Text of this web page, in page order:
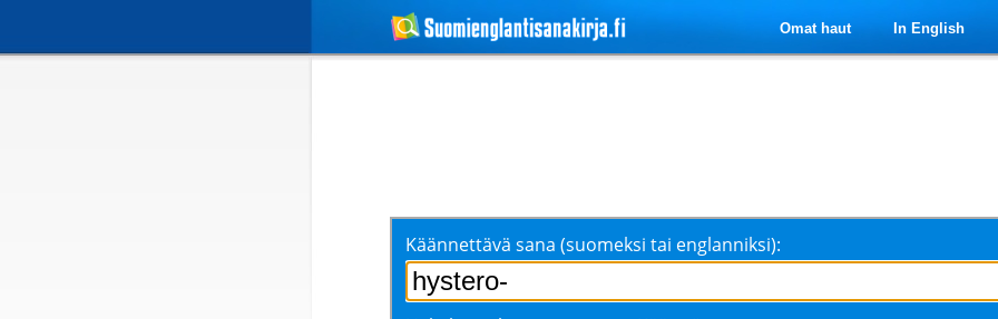
Omat haut In English
Käännettävä sana (suomeksi tai englanniksi):